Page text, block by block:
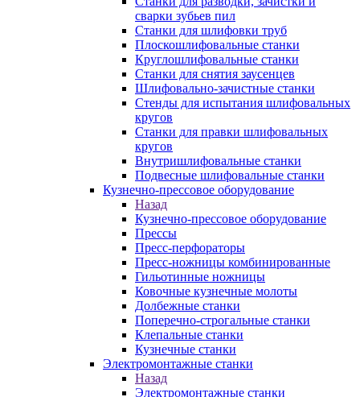
сварки зубьев пил
Станки для шлифовки труб
Плоскошлифовальные станки
Круглошлифовальные станки
Станки для снятия заусенцев
Шлифовально-зачистные станки
Стенды для испытания шлифовальных
кругов
Станки для правки шлифовальных
кругов
Внутришлифовальные станки
Подвесные шлифовальные станки
Кузнечно-прессовое оборудование
Назад
Кузнечно-прессовое оборудование
Прессы
Пресс-перфораторы
Пресс-ножницы комбинированные
Гильотинные ножницы
Ковочные кузнечные молоты
Долбежные станки
Поперечно-строгальные станки
Клепальные станки
Кузнечные станки
Электромонтажные станки
Назад
Электромонтажные станки